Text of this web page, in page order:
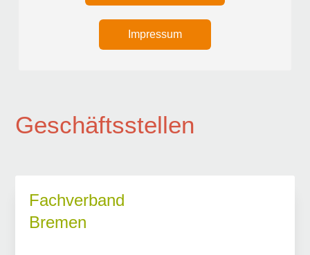
Impressum
Geschäftsstellen
Fachverband
Bremen